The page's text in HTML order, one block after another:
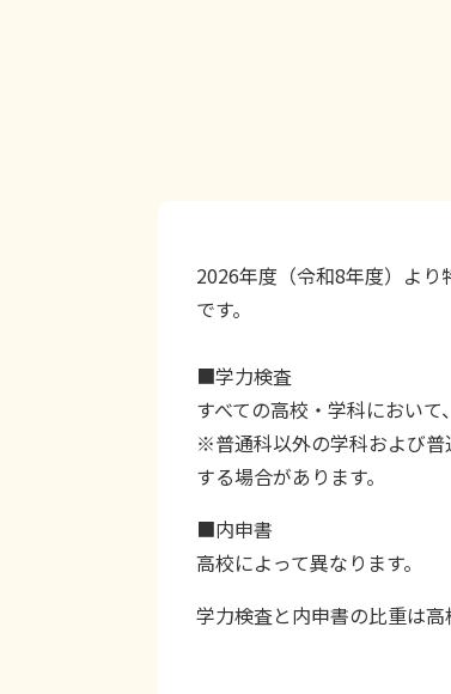
2026年度（令和8年度）よ
です。
■学力検査
すべての高校・学科におい
※普通科以外の学科および普
する場合があります。
■内申書
高校によって異なります。
学力検査と内申書の比重は高